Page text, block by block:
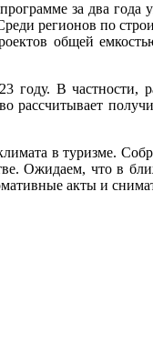
за два
регионов по
общей
году. В частности,
рассчитывает
в туризме.
Ожидаем, что в
акты и